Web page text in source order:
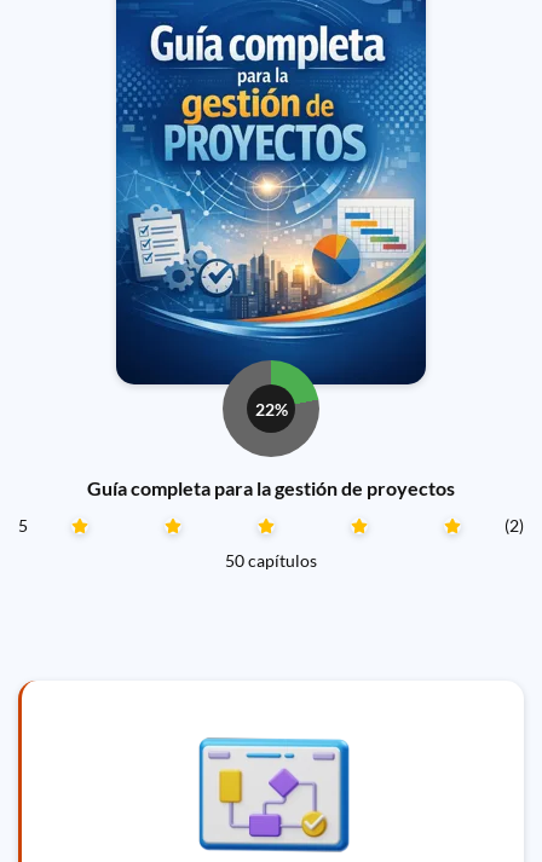
22%
Guía completa para la gestión de proyectos
5
(2)
50 capítulos